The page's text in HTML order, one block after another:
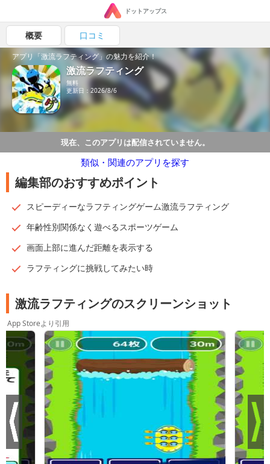
ドットアップス
概要 口コミ
アプリ「激流ラフティング」の魅力を紹介！
激流ラフティング
無料
更新日：2026/8/6
現在、このアプリは配信されていません。
類似・関連のアプリを探す
編集部のおすすめポイント
スピーディーなラフティングゲーム激流ラフティング
年齢性別関係なく遊べるスポーツゲーム
画面上部に進んだ距離を表示する
ラフティングに挑戦してみたい時
激流ラフティングのスクリーンショット
App Storeより引用